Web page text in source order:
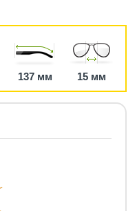
137 мм 15 мм